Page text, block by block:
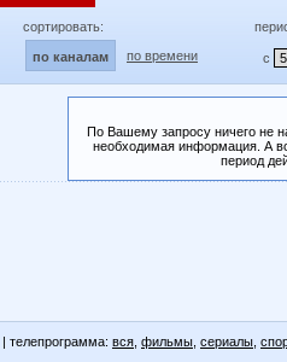
сортировать:
по каналам по времени с
По Вашему запросу ничего не
необходимая информация. А
период
| телепрограмма: вся фильмы сериалы